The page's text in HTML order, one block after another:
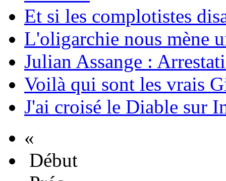
Et si les complotistes
L'oligarchie nous mène
Julian Assange :
Voilà qui sont les vrais
J'ai croisé le Diable sur
«
Début